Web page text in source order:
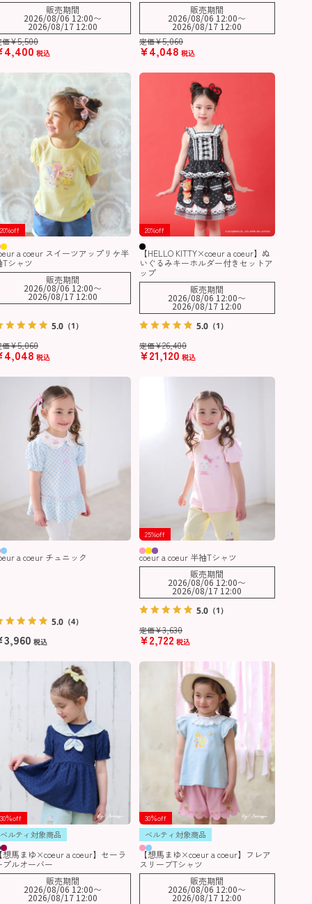
価¥5,500
4,400 税込
販売期間
2026/08/06 12:00〜
2026/08/17 12:00
定価¥5,060
¥4,048 税込
販売期間
2026/08/06 12:00〜
2026/08/17 12:00
20%off
a coeur スイーツアップリケ半
Tシャツ
価¥5,060
4,048 税込
5.0 （1）
販売期間
2026/08/06 12:00〜
2026/08/17 12:00
20%off
【HELLO KITTY×coeur a coeur】ぬ
いぐるみキーホルダー付きセットア
ップ
定価¥26,400
¥21,120 税込
5.0（1）
販売期間
2026/08/06 12:00〜
2026/08/17 12:00
a coeur チュニック
3,960 税込
5.0 （4）
25%off
coeur a coeur 半袖Tシャツ
定価¥3,630
¥2,722 税込
5.0（1）
販売期間
2026/08/06 12:00〜
2026/08/17 12:00
30％off
想馬まゆ×coeur a coeur】セーラ
プルオーバー
ベルティ対象商品
販売期間
2026/08/06 12:00〜
2026/08/17 12:00
30％off
【想馬まゆ×coeur a coeur】フレア
スリーブTシャツ
ベルティ対象商品
販売期間
2026/08/06 12:00〜
2026/08/17 12:00